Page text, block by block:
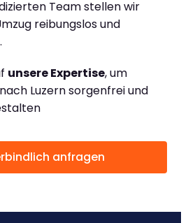
Team stellen wir
reibungslos und
unsere Expertise, um
Luzern sorgenfrei und
anfragen